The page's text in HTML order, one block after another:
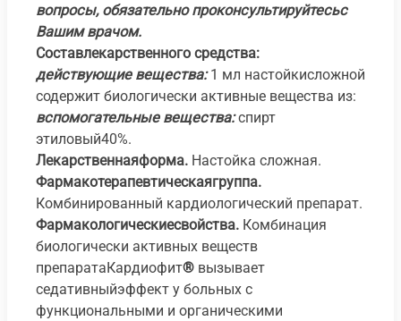
вопросы, обязательно проконсультируйтесьс
Вашим врачом.
Составлекарственного средства:
действующие вещества:1 мл настойкисложной
содержит биологически активные вещества из:
вспомогательные вещества:спирт
этиловый40%.
Лекарственнаяформа. Настойка сложная.
Фармакотерапевтическаягруппа.
Комбинированный кардиологический препарат.
Фармакологическиесвойства. Комбинация
биологически активных веществ
препаратаКардиофит® вызывает
седативныйэффект у больных с
функциональными и органическими